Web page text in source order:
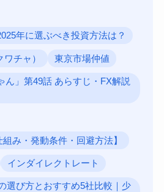
年に選ぶべき投資方法は？
チャ） 東京市場仲値
ん」第49話 あらすじ・FX解説
み・発動条件・回避方法】
インダイレクトレート
選び方とおすすめ5社比較｜少